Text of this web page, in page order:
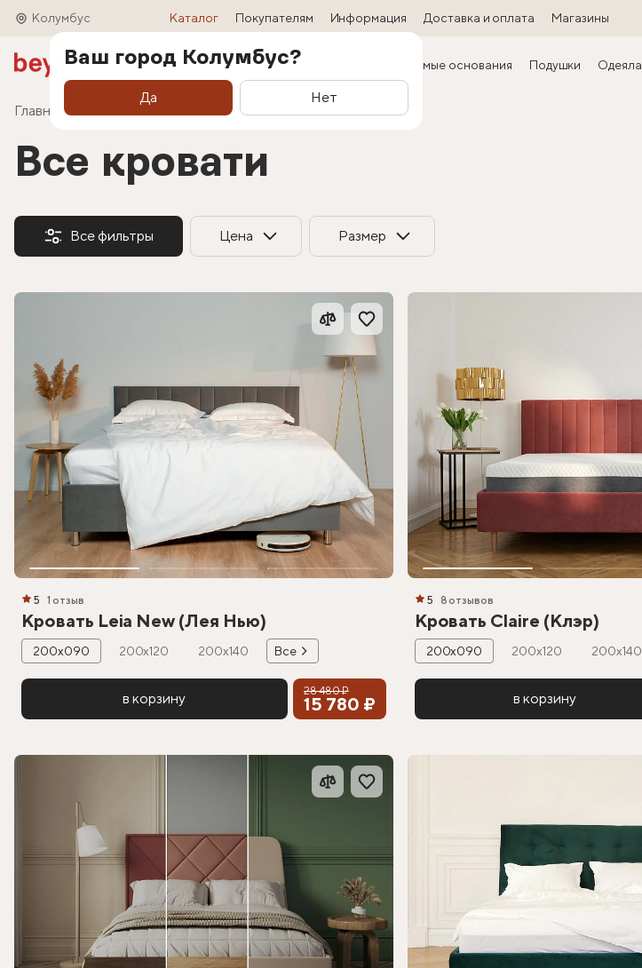
Колумбус Каталог Покупателям Информация Доставка и оплата Магазины
Акции Матрасы Кровати Трансформируемые основания Подушки Одеяла
Главная Все кровати
Все кровати
Все фильтры Цена Размер
5 1 отзыв
Кровать Leia New (Лея Нью)
200х090 200х120 200х140 Все
в корзину 28 480 ₽
15 780 ₽
5 8 отзывов
Кровать Claire (Клэр)
200х090 200х120 200х140
в корзину
Ваш город Колумбус?
Да Нет